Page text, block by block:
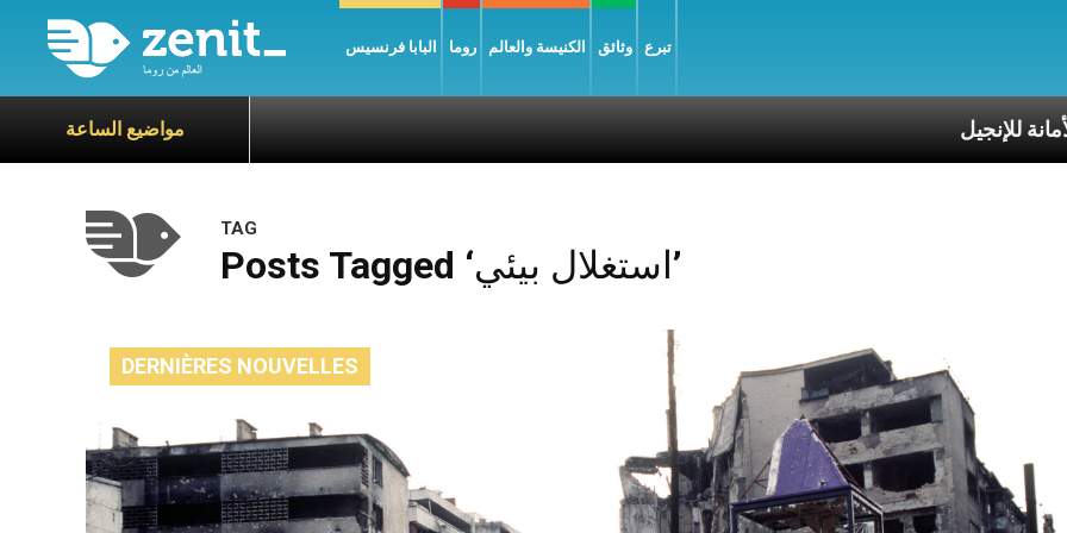
البابا فرنسيس روما الكنيسة والعالم وثائق تبرع
مواضيع الساعة
TAG
Posts Tagged ‘استغلال بيئي’
DERNIÈRES NOUVELLES